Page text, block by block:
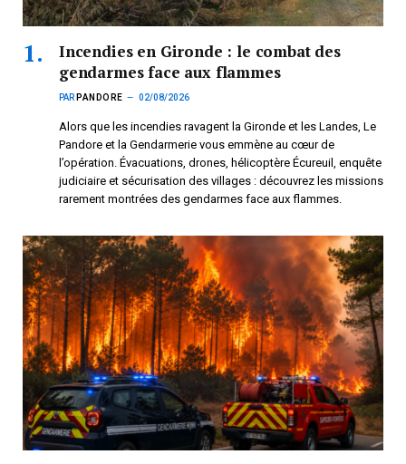
Incendies en Gironde : le combat des
gendarmes face aux flammes
PAR PANDORE 02/08/2026
Alors que les incendies ravagent la Gironde et les Landes, Le
Pandore et la Gendarmerie vous emmène au cœur de
l’opération. Évacuations, drones, hélicoptère Écureuil, enquête
judiciaire et sécurisation des villages : découvrez les missions
rarement montrées des gendarmes face aux flammes.